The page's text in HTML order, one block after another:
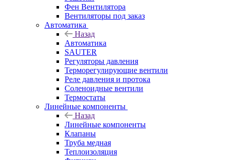
Фен Вентилятора
Вентиляторы под заказ
Автоматика
Назад
Автоматика
SAUTER
Регуляторы давления
Терморегулирующие вентили
Реле давления и протока
Соленоидные вентили
Термостаты
Линейные компоненты
Назад
Линейные компоненты
Клапаны
Труба медная
Теплоизоляция